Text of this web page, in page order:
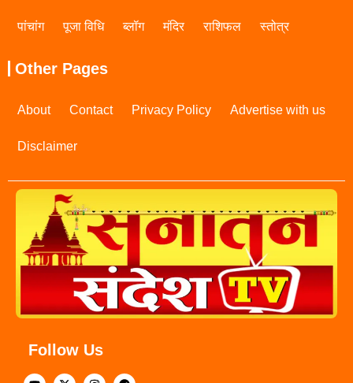
पांचांग पूजा विधि ब्लॉग मंदिर राशिफल स्तोत्र
Other Pages
About Contact Privacy Policy Advertise with us
Disclaimer
Follow Us